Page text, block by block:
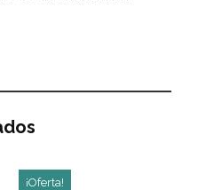
¡Oferta!